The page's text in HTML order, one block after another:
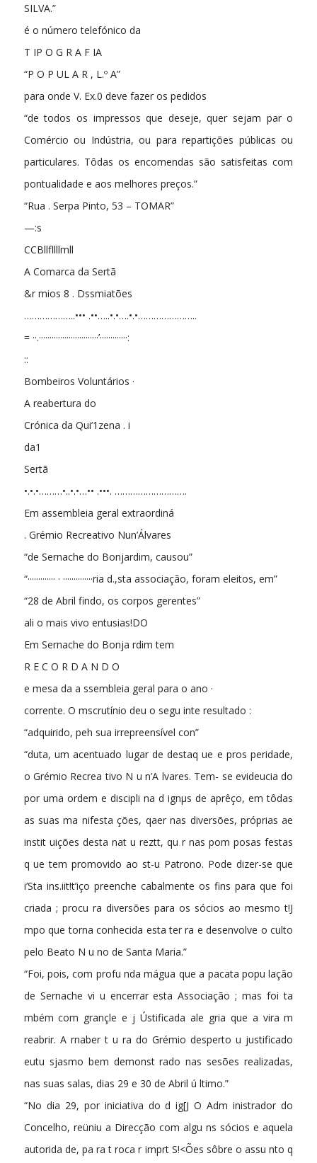
SILVA.”
é o número telefónico da
T IP O G R A F IA
“P O P UL A R , L.º A”
para onde V. Ex.0 deve fazer os pedidos
“de todos os impressos que deseje, quer sejam par o
Comércio ou Indústria, ou para repartições públicas ou
particulares. Tôdas os encomendas são satisfeitas com
pontualidade e aos melhores preços.”
“Rua . Serpa Pinto, 53 – TOMAR”
—:s
CCBllfllllmll
A Comarca da Sertã
&r mios 8 . Dssmiatões
………………..••• .••…..•.•….•.•…………………..
= ··.····························’·············:
::
Bombeiros Voluntários ·
A reabertura do
Crónica da Qui’1zena . i
da1
Sertã
•.•.•………•..•.•…•• .•••. ……………………….
Em assembleia geral extraordiná­
. Grémio Recreativo Nun’Álvares
“de Sernache do Bonjardim, causou”
“············· · ··············ria d.,sta associação, foram eleitos, em”
“28 de Abril findo, os corpos gerentes”
ali o mais vivo entusias!DO
Em Sernache do Bonja rdim tem
R E C O R D A N D O
e mesa da a ssembleia geral para o ano ·
corrente. O mscrutínio deu o segu inte resultado :
“adquirido, peh sua irrepreensível con­”
“duta, um acentuado lugar de destaq ue e pros peridade,
o Grémio Recrea tivo N u n’A lvares. Tem- se evideucia do
por uma ordem e discipli na d ignµs de aprêço, em tôdas
as suas ma nifesta­ ções, qaer nas diversões, próprias ae
instit uições desta nat u reztt, qu r nas pom posas festas
q ue tem promovido ao st-u Patrono. Pode dizer-se que
i’Sta ins.iit!t’iço preenche cabalmente os fins para que foi
criada ; procu ra diversões para os sócios ao mesmo t!J
mpo que torna conhecida esta ter ra e desenvolve o culto
pelo Beato N u no de Santa Maria.”
“Foi, pois, com profu nda mágua que a pacata popu lação
de Sernache vi u encerrar esta Associação ; mas foi ta
mbém com grançle e j Ústificada ale­ gria que a vira m
reabrir. A rnaber t u ra do Grémio desperto u justificado
eutu­ sjasmo bem demonst rado nas sesões realizadas,
nas suas salas, dias 29 e 30 de Abril ú ltimo.”
“No dia 29, por iniciativa do d ig[J O Adm inistrador do
Concelho, reüniu a Direcção com algu ns sócios e aquela
autorida de, pa ra t roca r imprt S!<Ões sôbre o assu nto q